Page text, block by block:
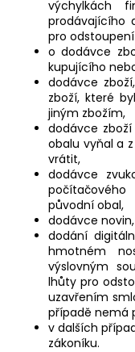
výchylkách
prodávajícího
pro
o dodávce
kupujícího
dodávce
zboží, které
jiným zbožím,
dodávce
obalu vyňal a
vrátit,
dodávce
původní obal,
dodávce
dodání
hmotném
výslovným
lhůty pro
uzavřením
případě nemá
v dalších
zákoníku.